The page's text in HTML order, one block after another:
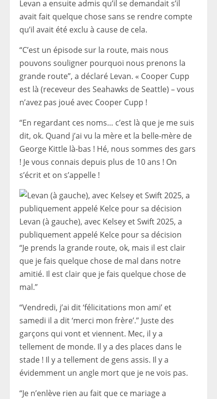
Levan a ensuite admis qu’il se demandait s’il
avait fait quelque chose sans se rendre compte
qu’il avait été exclu à cause de cela.
“C’est un épisode sur la route, mais nous
pouvons souligner pourquoi nous prenons la
grande route”, a déclaré Levan. « Cooper Cupp
est là (receveur des Seahawks de Seattle) – vous
n’avez pas joué avec Cooper Cupp !
“En regardant ces noms… c’est là que je me suis
dit, ok. Quand j’ai vu la mère et la belle-mère de
George Kittle là-bas ! Hé, nous sommes des gars
! Je vous connais depuis plus de 10 ans ! On
s’écrit et on s’appelle !
Levan (à gauche), avec Kelsey et Swift 2025, a
publiquement appelé Kelce pour sa décision
“Je prends la grande route, ok, mais il est clair
que je fais quelque chose de mal dans notre
amitié. Il est clair que je fais quelque chose de
mal.”
“Vendredi, j’ai dit ‘félicitations mon ami’ et
samedi il a dit ‘merci mon frère’.” Juste des
garçons qui vont et viennent. Mec, il y a
tellement de monde. Il y a des places dans le
stade ! Il y a tellement de gens assis. Il y a
évidemment un angle mort que je ne vois pas.
“Je n’enlève rien au fait que ce mariage a